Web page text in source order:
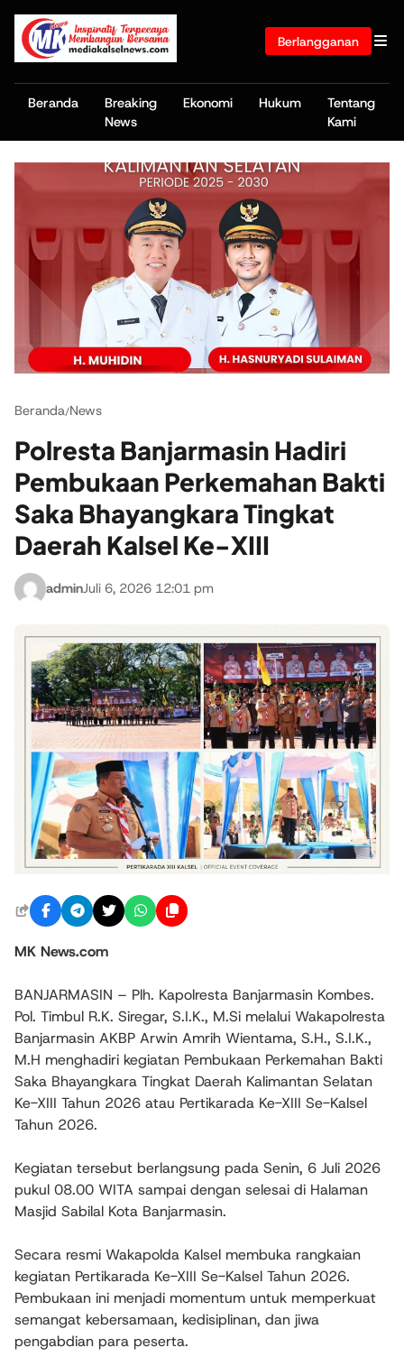
Berlangganan
Beranda
Breaking
News
Ekonomi Hukum
Tentang
Kami
Beranda/News
Polresta Banjarmasin Hadiri
Pembukaan Perkemahan Bakti
Saka Bhayangkara Tingkat
Daerah Kalsel Ke-XIII
adminJuli 6, 2026 12:01 pm
MK News.com
BANJARMASIN – Plh. Kapolresta Banjarmasin Kombes.
Pol. Timbul R.K. Siregar, S.I.K., M.Si melalui Wakapolresta
Banjarmasin AKBP Arwin Amrih Wientama, S.H., S.I.K.,
M.H menghadiri kegiatan Pembukaan Perkemahan Bakti
Saka Bhayangkara Tingkat Daerah Kalimantan Selatan
Ke-XIII Tahun 2026 atau Pertikarada Ke-XIII Se-Kalsel
Tahun 2026.
Kegiatan tersebut berlangsung pada Senin, 6 Juli 2026
pukul 08.00 WITA sampai dengan selesai di Halaman
Masjid Sabilal Kota Banjarmasin.
Secara resmi Wakapolda Kalsel membuka rangkaian
kegiatan Pertikarada Ke-XIII Se-Kalsel Tahun 2026.
Pembukaan ini menjadi momentum untuk memperkuat
semangat kebersamaan, kedisiplinan, dan jiwa
pengabdian para peserta.